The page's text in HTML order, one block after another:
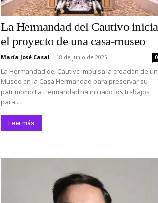
La Hermandad del Cautivo inicia
el proyecto de una casa-museo
María José Casal - 18 de junio de 2026 0
La Hermandad del Cautivo impulsa la creación de un
Museo en la Casa Hermandad para preservar su
patrimonio La Hermandad ha iniciado los trabajos
para...
Leer más